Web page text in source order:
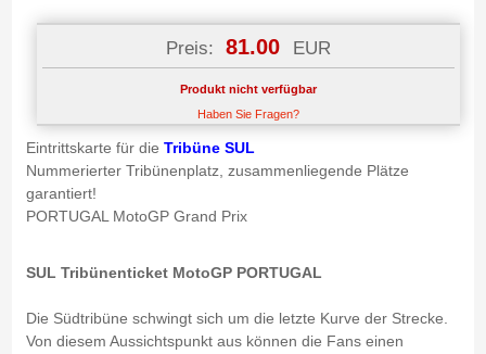
Preis: 81.00 EUR
Produkt nicht verfügbar
Haben Sie Fragen?
Eintrittskarte für die Tribüne SUL
Nummerierter Tribünenplatz, zusammenliegende Plätze
garantiert!
PORTUGAL MotoGP Grand Prix
SUL Tribünenticket MotoGP PORTUGAL
Die Südtribüne schwingt sich um die letzte Kurve der Strecke.
Von diesem Aussichtspunkt aus können die Fans einen